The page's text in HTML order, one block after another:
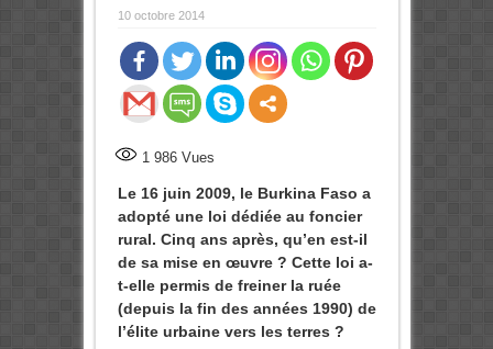
10 octobre 2014
1 986Vues
Le 16 juin 2009, le Burkina Faso a
adopté une loi dédiée au foncier
rural. Cinq ans après, qu’en est-il
de sa mise en œuvre ? Cette loi a-
t-elle permis de freiner la ruée
(depuis la fin des années 1990) de
l’élite urbaine vers les terres ?